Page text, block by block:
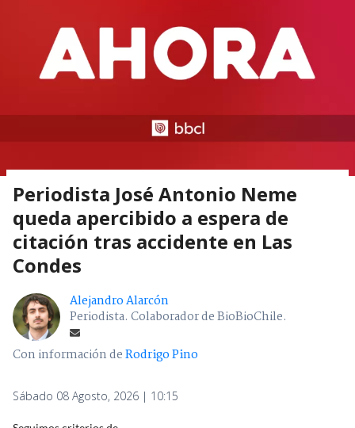
Periodista José Antonio Neme
queda apercibido a espera de
citación tras accidente en Las
Condes
Alejandro Alarcón
Periodista. Colaborador de BioBioChile.
Con información deRodrigo Pino
Sábado 08 Agosto, 2026 | 10:15